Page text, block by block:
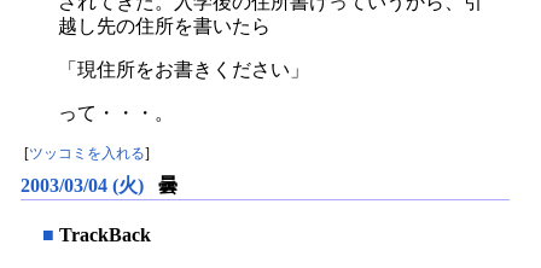
越し先の住所を書いたら
「現住所をお書きください」
って・・・。
ツッコミを入れる
2003/03/04 (火) 曇
■ TrackBack